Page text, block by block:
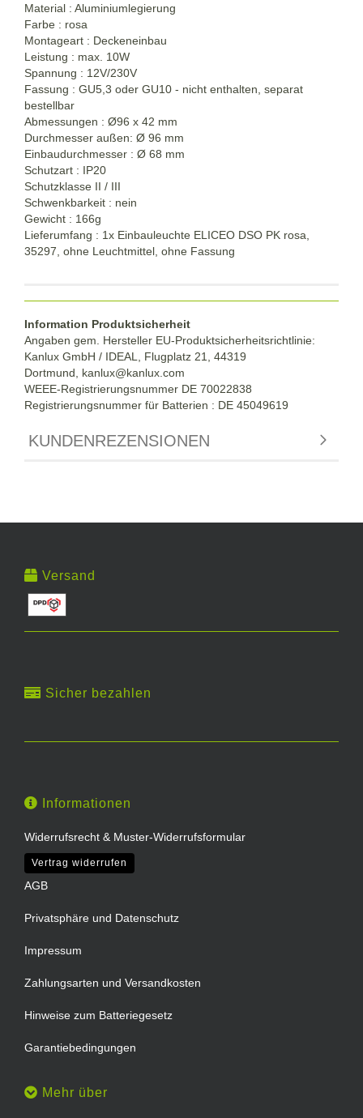
Material : Aluminiumlegierung
Farbe : rosa
Montageart : Deckeneinbau
Leistung : max. 10W
Spannung : 12V/230V
Fassung : GU5,3 oder GU10 - nicht enthalten, separat
bestellbar
Abmessungen : Ø96 x 42 mm
Durchmesser außen: Ø 96 mm
Einbaudurchmesser : Ø 68 mm
Schutzart : IP20
Schutzklasse II / III
Schwenkbarkeit : nein
Gewicht : 166g
Lieferumfang : 1x Einbauleuchte ELICEO DSO PK rosa,
35297, ohne Leuchtmittel, ohne Fassung
Information Produktsicherheit
Angaben gem. Hersteller EU-Produktsicherheitsrichtlinie:
Kanlux GmbH / IDEAL, Flugplatz 21, 44319
Dortmund, kanlux@kanlux.com
WEEE-Registrierungsnummer DE 70022838
Registrierungsnummer für Batterien : DE 45049619
KUNDENREZENSIONEN
Versand
Sicher bezahlen
Informationen
Widerrufsrecht & Muster-Widerrufsformular
Vertrag widerrufen
AGB
Privatsphäre und Datenschutz
Impressum
Zahlungsarten und Versandkosten
Hinweise zum Batteriegesetz
Garantiebedingungen
Mehr über